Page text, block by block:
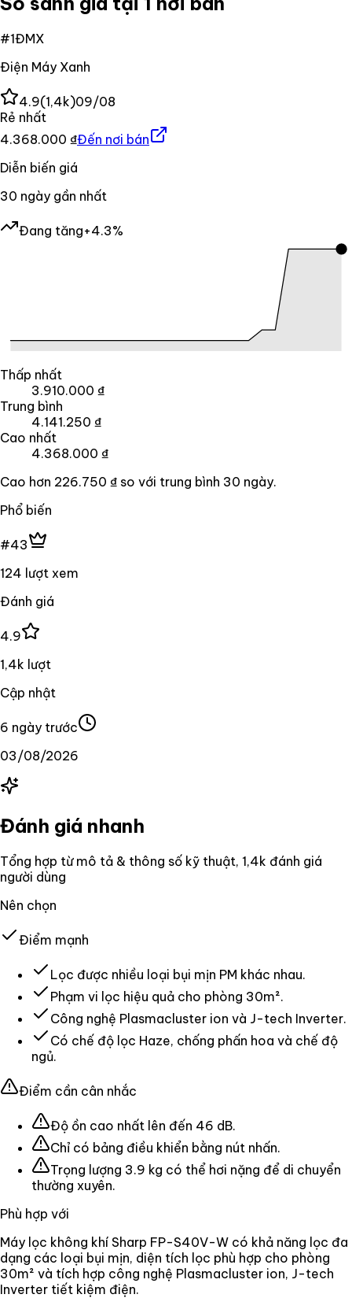
#1ĐMX
Điện Máy Xanh
4.9(1,4k)09/08
Rẻ nhất
4.368.000 ₫Đến nơi bán
Diễn biến giá
30 ngày gần nhất
Đang tăng+4.3%
Thấp nhất
3.910.000 ₫
Trung bình
4.141.250 ₫
Cao nhất
4.368.000 ₫
Cao hơn 226.750 ₫ so với trung bình 30 ngày.
Phổ biến
#43
124 lượt xem
Đánh giá
4.9
1,4k lượt
Cập nhật
6 ngày trước
03/08/2026
Đánh giá nhanh
Tổng hợp từ mô tả & thông số kỹ thuật, 1,4k đánh giá
người dùng
Nên chọn
Điểm mạnh
Lọc được nhiều loại bụi mịn PM khác nhau.
Phạm vi lọc hiệu quả cho phòng 30m².
Công nghệ Plasmacluster ion và J-tech Inverter.
Có chế độ lọc Haze, chống phấn hoa và chế độ
ngủ.
Điểm cần cân nhắc
Độ ồn cao nhất lên đến 46 dB.
Chỉ có bảng điều khiển bằng nút nhấn.
Trọng lượng 3.9 kg có thể hơi nặng để di chuyển
thường xuyên.
Phù hợp với
Máy lọc không khí Sharp FP-S40V-W có khả năng lọc đa
dạng các loại bụi mịn, diện tích lọc phù hợp cho phòng
30m² và tích hợp công nghệ Plasmacluster ion, J-tech
Inverter tiết kiệm điện.